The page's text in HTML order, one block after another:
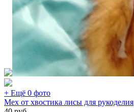
+ Ещё 0 фото
Мех от хвостика лисы для рукоделия